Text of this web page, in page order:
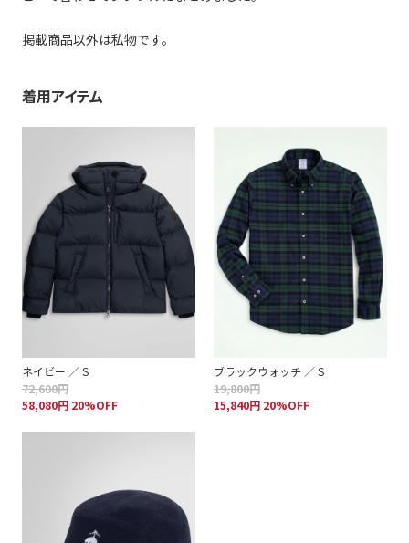
掲載商品以外は私物です。
着用アイテム
ネイビー ／ S
72,600円
58,080円 20%OFF
ブラックウォッチ ／ S
19,800円
15,840円 20%OFF